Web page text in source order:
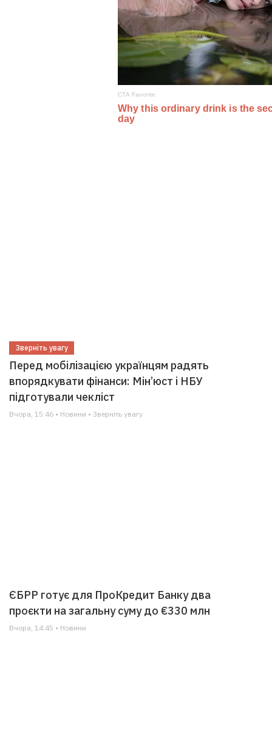
Зверніть увагу
Перед мобілізацією українцям радять
впорядкувати фінанси: Мін’юст і НБУ
підготували чекліст
Вчора, 15:46 • Новини • Зверніть увагу
ЄБРР готує для ПроКредит Банку два
проєкти на загальну суму до €330 млн
Вчора, 14:45 • Новини